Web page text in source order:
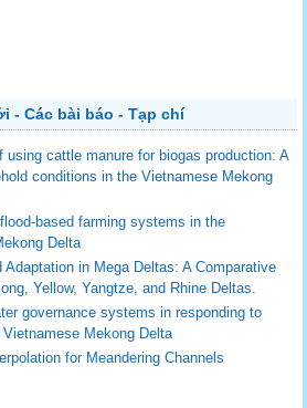
- Các bài báo - Tạp chí
using cattle manure for biogas production: A
conditions in the Vietnamese Mekong
based farming systems in the
Delta
Adaptation in Mega Deltas: A Comparative
Yellow, Yangtze, and Rhine Deltas.
governance systems in responding to
Mekong Delta
for Meandering Channels